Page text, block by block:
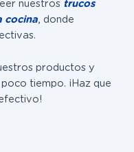
nuestros trucos
cocina, donde
productos y
tiempo. ¡Haz que